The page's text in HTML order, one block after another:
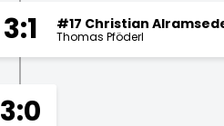
3:1 #17 Christian
Thomas Pföderl
3:0